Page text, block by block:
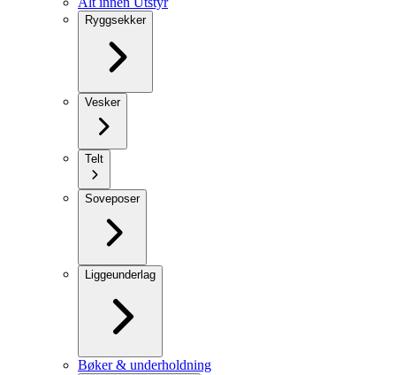
Ryggsekker
Vesker
Telt
Soveposer
Liggeunderlag
Bøker & underholdning